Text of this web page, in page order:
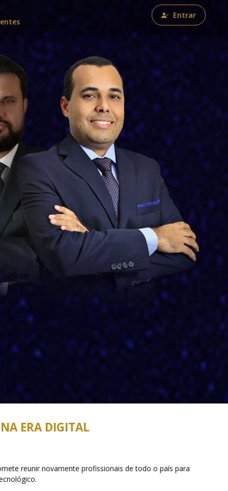
Entrar
ERA DIGITAL
reunir novamente profissionais de todo o país para